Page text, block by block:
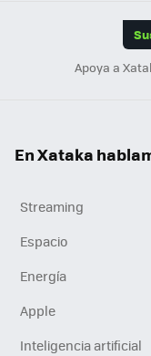
Apoya a
En Xataka
Streaming
Espacio
Energía
Apple
Inteligencia artificial